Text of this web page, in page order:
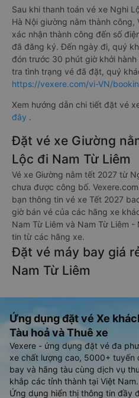
Sau khi thanh toán vé xe Nghi
Hà Nội giường nằm thành công,
xác nhận thành công đến số
đã đăng ký. Đến ngày đi, quý
đón trước 30 phút giờ khởi
tra tình trạng vé đã đặt, quý
https://vexere.com/vi-VN/
Xem hướng dẫn chi tiết đặt vé
đây .
Đặt vé xe Giường
Lộc đi Nam Từ Liêm
Vé xe Giường nằm tết 2027 từ
chưa được công bố.
bạn thông tin vé xe Tết 2027
giờ bán vé của các hãng xe
Nam Từ Liêm và Nam Từ Liêm
tin từ các hãng xe.
Đặt vé máy bay giá
Nam Từ Liêm
Ứng dụng đặt vé Xe
Tàu hoả và Thuê xe
Vexere - ứng dụng đặt vé đa
xe chất lượng cao, 5000+ tuyến
bay và hãng tàu cùng dịch vụ
khắp các tỉnh thành tại Việt Nam.
Ứng dụng hiển thị thông tin đầy